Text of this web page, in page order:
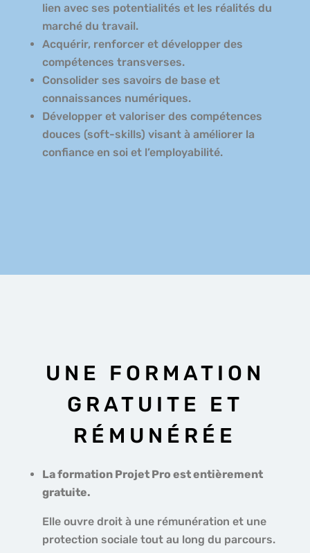
lien avec ses potentialités et les réalités du
marché du travail.
Acquérir, renforcer et développer des
compétences transverses.
Consolider ses savoirs de base et
connaissances numériques.
Développer et valoriser des compétences
douces (soft-skills) visant à améliorer la
confiance en soi et l’employabilité.
UNE FORMATION
GRATUITE ET
RÉMUNÉRÉE
La formation Projet Pro est entièrement
gratuite.
Elle ouvre droit à une rémunération et une
protection sociale tout au long du parcours.